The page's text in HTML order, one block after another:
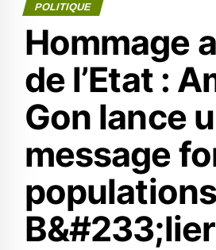
POLITIQUE
Hommage
de l’Etat :
Gon lance
message
B&#233;lier